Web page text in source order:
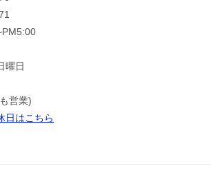
日
業)
日はこちら